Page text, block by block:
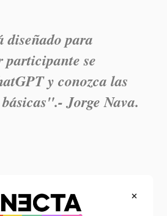
diseñado para
se
y conozca las
Jorge Nava.
la oferta del Tec en ×